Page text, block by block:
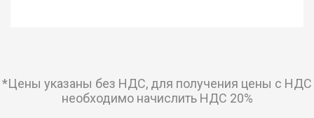
*Цены указаны без НДС, для получения цены с НДС
необходимо начислить НДС 20%